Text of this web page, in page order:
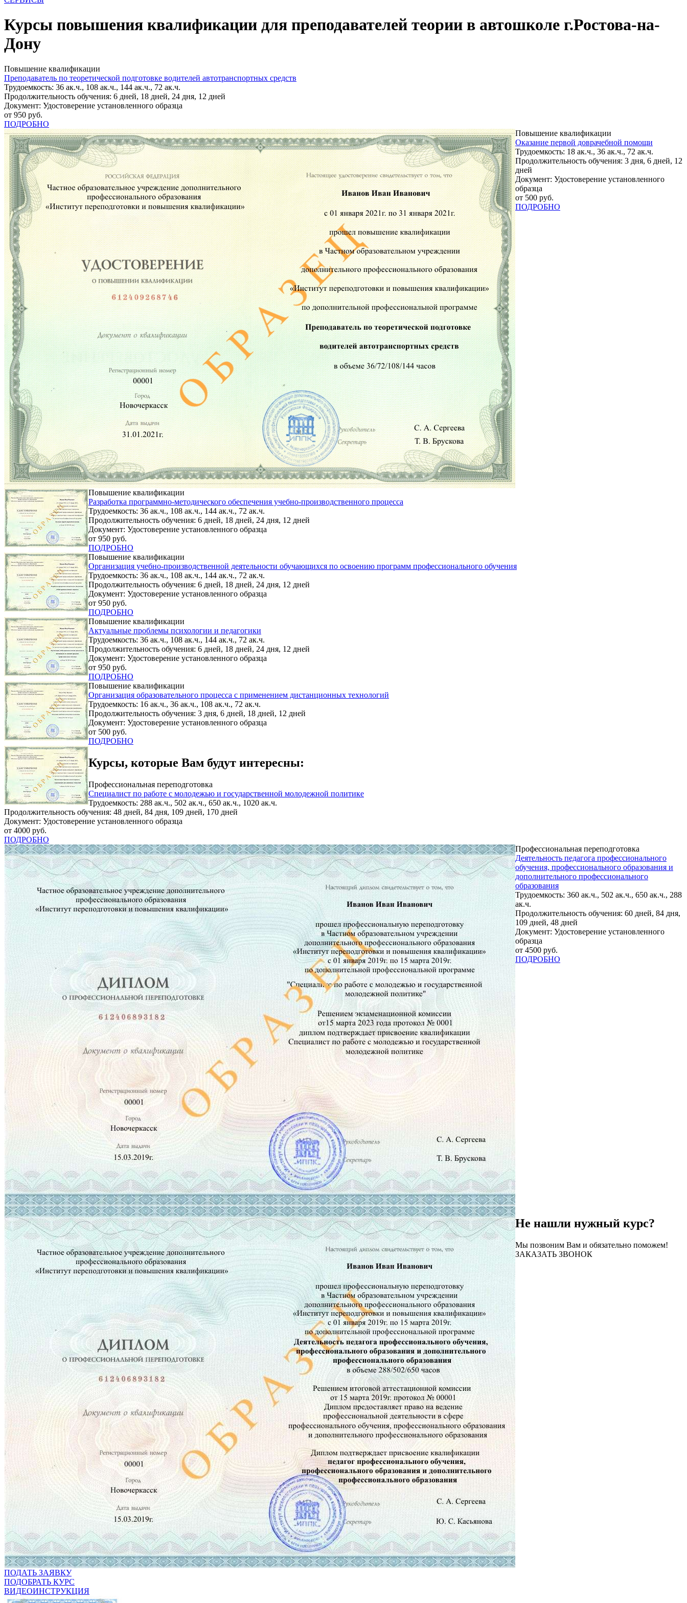
Курсы повышения квалификации для преподавателей теории в автошколе г.Ростова-на-
Дону
Повышение квалификации
Преподаватель по теоретической подготовке водителей автотранспортных средств
Трудоемкость: 36 ак.ч., 108 ак.ч., 144 ак.ч., 72 ак.ч.
Продолжительность обучения: 6 дней, 18 дней, 24 дня, 12 дней
Документ: Удостоверение установленного образца
от 950 руб.
ПОДРОБНО
Повышение квалификации
Оказание первой доврачебной помощи
Трудоемкость: 18 ак.ч., 36 ак.ч., 72 ак.ч.
Продолжительность обучения: 3 дня, 6 дней, 12
дней
Документ: Удостоверение установленного
образца
от 500 руб.
ПОДРОБНО
Повышение квалификации
Разработка программно-методического обеспечения учебно-производственного процесса
Трудоемкость: 36 ак.ч., 108 ак.ч., 144 ак.ч., 72 ак.ч.
Продолжительность обучения: 6 дней, 18 дней, 24 дня, 12 дней
Документ: Удостоверение установленного образца
от 950 руб.
ПОДРОБНО
Повышение квалификации
Организация учебно-производственной деятельности обучающихся по освоению программ профессионального обучения
Трудоемкость: 36 ак.ч., 108 ак.ч., 144 ак.ч., 72 ак.ч.
Продолжительность обучения: 6 дней, 18 дней, 24 дня, 12 дней
Документ: Удостоверение установленного образца
от 950 руб.
ПОДРОБНО
Повышение квалификации
Актуальные проблемы психологии и педагогики
Трудоемкость: 36 ак.ч., 108 ак.ч., 144 ак.ч., 72 ак.ч.
Продолжительность обучения: 6 дней, 18 дней, 24 дня, 12 дней
Документ: Удостоверение установленного образца
от 950 руб.
ПОДРОБНО
Повышение квалификации
Организация образовательного процесса с применением дистанционных технологий
Трудоемкость: 16 ак.ч., 36 ак.ч., 108 ак.ч., 72 ак.ч.
Продолжительность обучения: 3 дня, 6 дней, 18 дней, 12 дней
Документ: Удостоверение установленного образца
от 500 руб.
ПОДРОБНО
Курсы, которые Вам будут интересны:
Профессиональная переподготовка
Специалист по работе с молодежью и государственной молодежной политике
Трудоемкость: 288 ак.ч., 502 ак.ч., 650 ак.ч., 1020 ак.ч.
Продолжительность обучения: 48 дней, 84 дня, 109 дней, 170 дней
Документ: Удостоверение установленного образца
от 4000 руб.
ПОДРОБНО
Профессиональная переподготовка
Деятельность педагога профессионального
обучения, профессионального образования и
дополнительного профессионального
образования
Трудоемкость: 360 ак.ч., 502 ак.ч., 650 ак.ч., 288
ак.ч.
Продолжительность обучения: 60 дней, 84 дня,
109 дней, 48 дней
Документ: Удостоверение установленного
образца
от 4500 руб.
ПОДРОБНО
Не нашли нужный курс?
Мы позвоним Вам и обязательно поможем!
ЗАКАЗАТЬ ЗВОНОК
ПОДАТЬ ЗАЯВКУ
ПОДОБРАТЬ КУРС
ВИДЕОИНСТРУКЦИЯ